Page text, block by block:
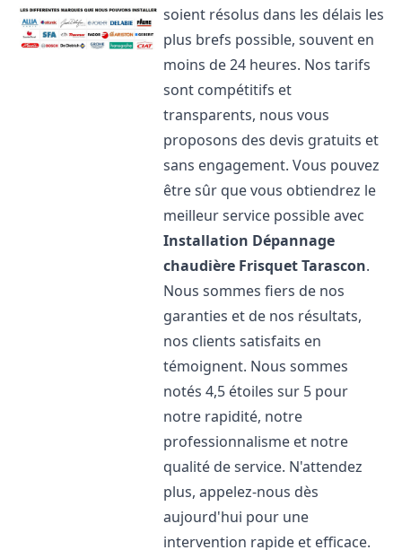
soient résolus dans les délais les
plus brefs possible, souvent en
moins de 24 heures. Nos tarifs
sont compétitifs et
transparents, nous vous
proposons des devis gratuits et
sans engagement. Vous pouvez
être sûr que vous obtiendrez le
meilleur service possible avec
Installation Dépannage
chaudière FrisquetTarascon.
Nous sommes fiers de nos
garanties et de nos résultats,
nos clients satisfaits en
témoignent. Nous sommes
notés 4,5 étoiles sur 5 pour
notre rapidité, notre
professionnalisme et notre
qualité de service. N'attendez
plus, appelez-nous dès
aujourd'hui pour une
intervention rapide et efficace.